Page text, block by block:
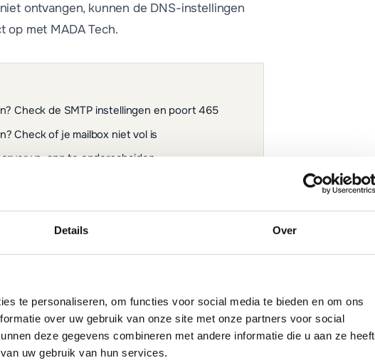
Details Over
te personaliseren, om functies voor social media te bieden en om ons
over uw gebruik van onze site met onze partners voor social
deze gegevens combineren met andere informatie die u aan ze heeft
uw gebruik van hun services.
ontvangen, kunnen de DNS-instellingen
op met MADA Tech.
Check de SMTP instellingen en poort 465
Check of je mailbox niet vol is
vs. app te onderscheiden